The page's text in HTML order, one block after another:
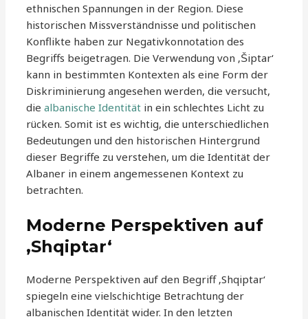
ethnischen Spannungen in der Region. Diese
historischen Missverständnisse und politischen
Konflikte haben zur Negativkonnotation des
Begriffs beigetragen. Die Verwendung von ‚Šiptar‘
kann in bestimmten Kontexten als eine Form der
Diskriminierung angesehen werden, die versucht,
diealbanische Identität in ein schlechtes Licht zu
rücken. Somit ist es wichtig, die unterschiedlichen
Bedeutungen und den historischen Hintergrund
dieser Begriffe zu verstehen, um die Identität der
Albaner in einem angemessenen Kontext zu
betrachten.
Moderne Perspektiven auf
‚Shqiptar‘
Moderne Perspektiven auf den Begriff ‚Shqiptar‘
spiegeln eine vielschichtige Betrachtung der
albanischen Identität wider. In den letzten